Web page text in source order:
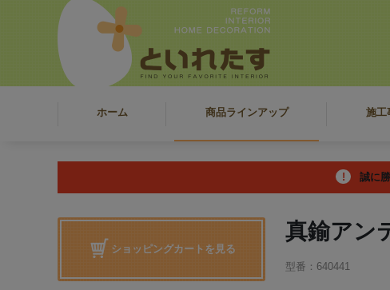
ホーム 商品ラインアップ 施工
誠に
真鍮アン
型番：640441
ショッピングカートを見る